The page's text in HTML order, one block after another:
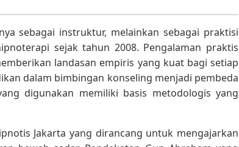
sebagai instruktur, melainkan sebagai praktisi
sejak tahun 2008. Pengalaman praktis
landasan empiris yang kuat bagi setiap
dalam bimbingan konseling menjadi pembeda
digunakan memiliki basis metodologis yang
Jakarta yang dirancang untuk mengajarkan